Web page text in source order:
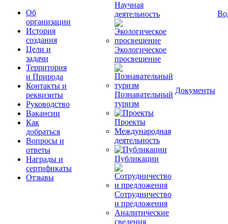
Об
организации
История
создания
Цели и
задачи
Территория
и Природа
Контакты и
реквизиты
Руководство
Вакансии
Как
добраться
Вопросы и
ответы
Награды и
сертификаты
Отзывы
Научная
деятельность
Экологическое
просвещение
Познавательный
туризм
Проекты
Международная
деятельность
Публикации
Сотрудничество
и предложения
Аналитические
сведения
Документы